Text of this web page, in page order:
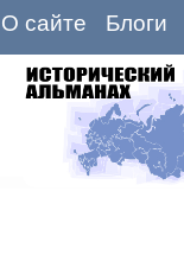
О сайте Блоги